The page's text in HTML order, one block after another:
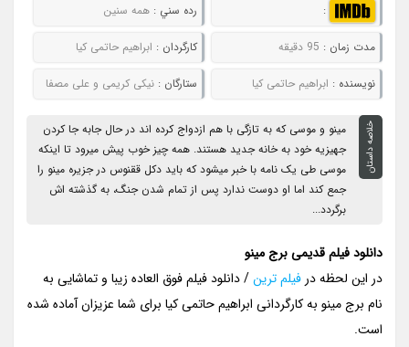
: رده سني : همه سنین
مدت زمان : 95 دقیقه کارگردان : ابراهیم حاتمی کیا
نويسنده : ابراهیم حاتمی کیا ستارگان : نیکی کریمی و علی مصفا
خلاصه داستان
مینو و موسی که به تازگی با هم ازدواج کرده اند در حال جابه جا کردن
جهیزیه خود به خانه جدید هستند. همه چیز خوب پیش میرود تا اینکه
موسی طی یک نامه با خبر میشود که باید دکل ققنوس در جزیره مینو را
جمع کند اما او دوست ندارد پس از تمام شدن جنگ، به گذشته اش
برگردد...
دانلود فیلم قدیمی برج مینو
در این لحظه درفیلم ترین/ دانلود فیلم فوق العاده زیبا و تماشایی به
نام برج مینو به کارگردانی ابراهیم حاتمی کیا برای شما عزیزان آماده شده
است.